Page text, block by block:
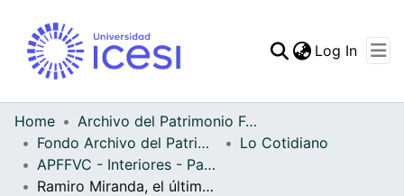
Statistics
Log In
Home
Archivo del Patrimonio Fotográfico y Fílmico del Valle del Cauca
Fondo Archivo del Patrimonio Fotográfico y Fílmico del Valle del Cauca
Lo Cotidiano
APFFVC - Interiores - Patrimonial
Ramiro Miranda, el último peluquero del Yumbo "viejo" , fue también Director de la banda "Sentimiento Indio"